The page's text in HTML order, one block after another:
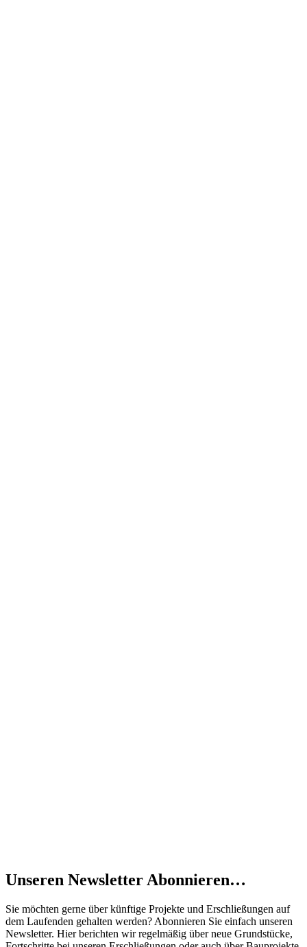
Unseren Newsletter Abonnieren…
Sie möchten gerne über künftige Projekte und Erschließungen auf
dem Laufenden gehalten werden? Abonnieren Sie einfach unseren
Newsletter. Hier berichten wir regelmäßig über neue Grundstücke,